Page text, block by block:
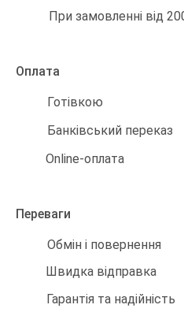
При замовленні від
Оплата
Готівкою
Банківський переказ
Online-оплата
Переваги
Обмін і повернення
Швидка відправка
Гарантія та надійність